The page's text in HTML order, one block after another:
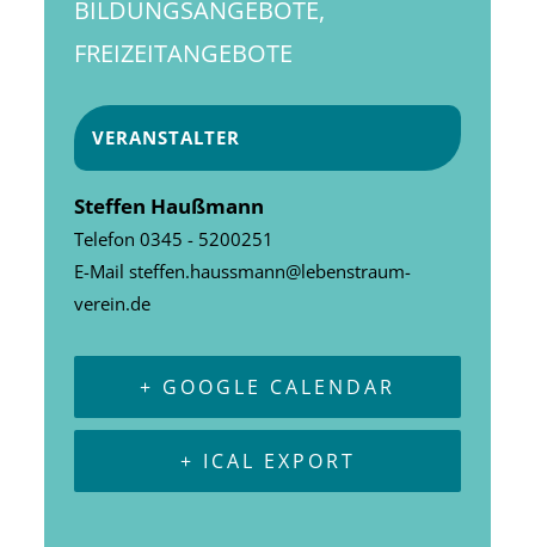
BILDUNGSANGEBOTE,
FREIZEITANGEBOTE
VERANSTALTER
Steffen Haußmann
Telefon0345 - 5200251
E-Mailsteffen.haussmann@lebenstraum-
verein.de
+ GOOGLE CALENDAR
+ ICAL EXPORT